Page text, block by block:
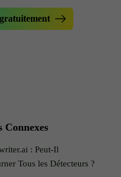
Connexes
: Peut-Il
Tous les Détecteurs ?